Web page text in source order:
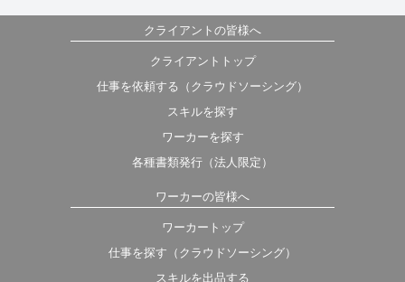
クライアントの皆様へ
クライアントトップ
仕事を依頼する（クラウドソーシング）
スキルを探す
ワーカーを探す
各種書類発行（法人限定）
ワーカーの皆様へ
ワーカートップ
仕事を探す（クラウドソーシング）
スキルを出品する